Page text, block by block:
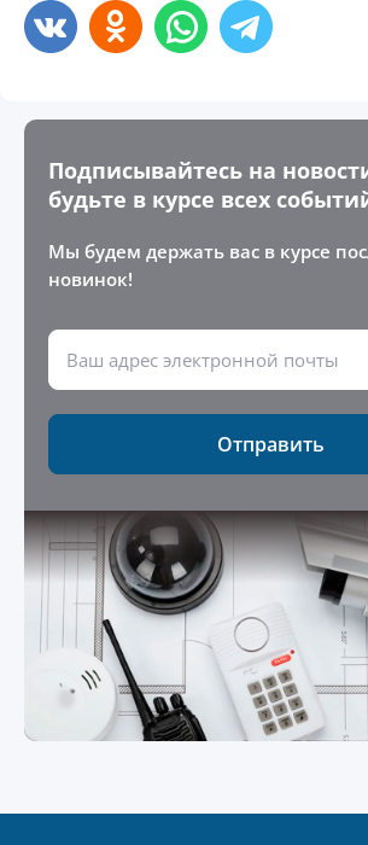
Подписывайтесь на
будьте в курсе всех
Мы будем держать вас в курсе
новинок!
Отправить